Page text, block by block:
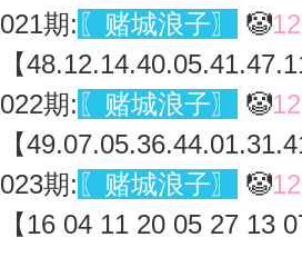
021期: 〖赌城浪子〗 🤡
【
022期: 〖赌城浪子〗 🤡
【
023期: 〖赌城浪子〗 🤡
【16 04 11 20 05 27 13